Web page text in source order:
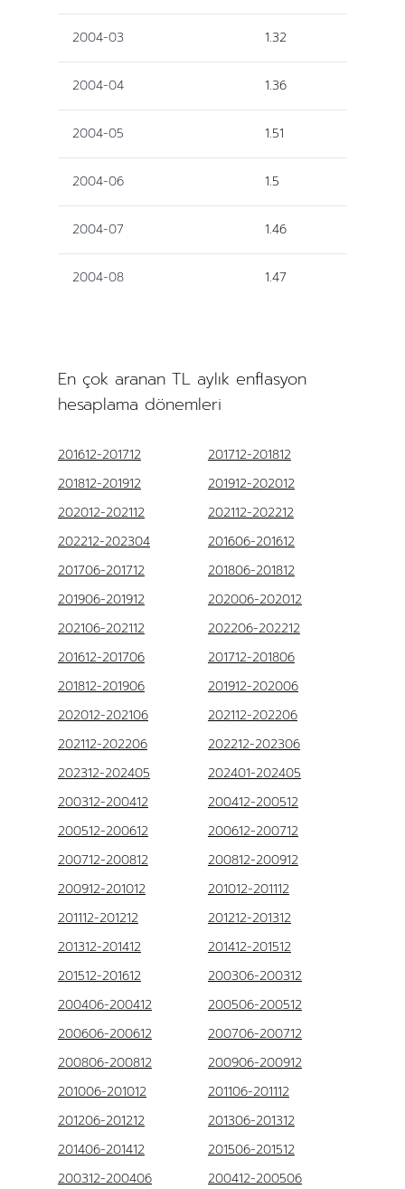
2004-03 1.32
2004-04 1.36
2004-05 1.51
2004-06 1.5
2004-07 1.46
2004-08 1.47
En çok aranan TL aylık enflasyon
hesaplama dönemleri
201612-201712
201712-201812
201812-201912
201912-202012
202012-202112
202112-202212
202212-202304
201606-201612
201706-201712
201806-201812
201906-201912
202006-202012
202106-202112
202206-202212
201612-201706
201712-201806
201812-201906
201912-202006
202012-202106
202112-202206
202112-202206
202212-202306
202312-202405
202401-202405
200312-200412
200412-200512
200512-200612
200612-200712
200712-200812
200812-200912
200912-201012
201012-201112
201112-201212
201212-201312
201312-201412
201412-201512
201512-201612
200306-200312
200406-200412
200506-200512
200606-200612
200706-200712
200806-200812
200906-200912
201006-201012
201106-201112
201206-201212
201306-201312
201406-201412
201506-201512
200312-200406
200412-200506